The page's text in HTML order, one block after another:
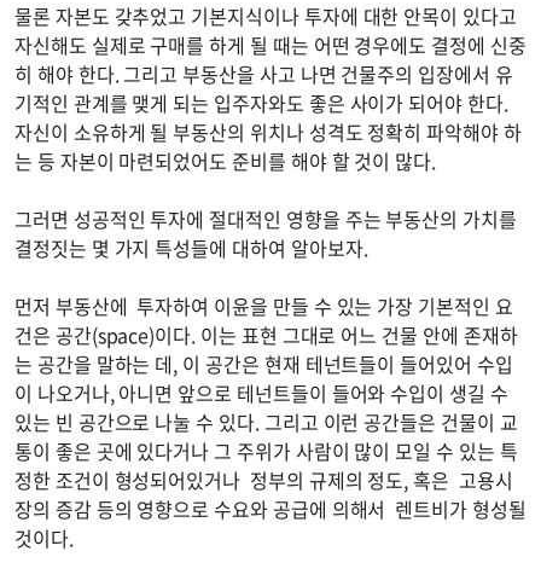
물론 자본도 갖추었고 기본지식이나 투자에 대한 안목이 있다고
자신해도 실제로 구매를 하게 될 때는 어떤 경우에도 결정에 신중
히 해야 한다. 그리고 부동산을 사고 나면 건물주의 입장에서 유
기적인 관계를 맺게 되는 입주자와도 좋은 사이가 되어야 한다.
자신이 소유하게 될 부동산의 위치나 성격도 정확히 파악해야 하
는 등 자본이 마련되었어도 준비를 해야 할 것이 많다.
그러면 성공적인 투자에 절대적인 영향을 주는 부동산의 가치를
결정짓는 몇 가지 특성들에 대하여 알아보자.
먼저 부동산에 투자하여 이윤을 만들 수 있는 가장 기본적인 요
건은 공간(space)이다. 이는 표현 그대로 어느 건물 안에 존재하
는 공간을 말하는 데, 이 공간은 현재 테넌트들이 들어있어 수입
이 나오거나, 아니면 앞으로 테넌트들이 들어와 수입이 생길 수
있는 빈 공간으로 나눌 수 있다. 그리고 이런 공간들은 건물이 교
통이 좋은 곳에 있다거나 그 주위가 사람이 많이 모일 수 있는 특
정한 조건이 형성되어있거나 정부의 규제의 정도, 혹은 고용시
장의 증감 등의 영향으로 수요와 공급에 의해서 렌트비가 형성될
것이다.